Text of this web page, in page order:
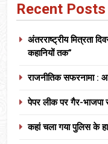
Recent Posts
अंतरराष्ट्रीय मित्रता
कहानियों तक”
राजनीतिक सफरनामा :
पेपर लीक पर गैर-भाजपा
कहां चला गया पुलिस के